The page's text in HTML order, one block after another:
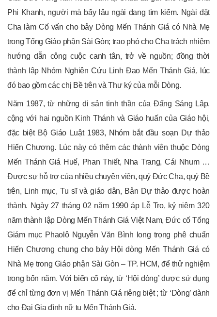
Phi Khanh, người mà bấy lâu ngài đang tìm kiếm. Ngài đặt
Cha làm Cố vấn cho bảy Dòng Mến Thánh Giá có Nhà Mẹ
trong Tổng Giáo phận Sài Gòn; trao phó cho Cha trách nhiệm
hướng dẫn công cuộc canh tân, trở về nguồn; đồng thời
thành lập Nhóm Nghiên Cứu Linh Đạo Mến Thánh Giá, lúc
đó bao gồm các chị Bề trên và Thư ký của mỗi Dòng.
Năm 1987, từ những di sản tinh thần của Đấng Sáng Lập,
cộng với hai nguồn Kinh Thánh và Giáo huấn của Giáo hội,
đặc biệt Bộ Giáo Luật 1983, Nhóm bắt đầu soạn Dự thảo
Hiến Chương. Lúc này có thêm các thành viên thuộc Dòng
Mến Thánh Giá Huế, Phan Thiết, Nha Trang, Cái Nhum …
Được sự hỗ trợ của nhiều chuyên viên, quý Đức Cha, quý Bề
trên, Linh mục, Tu sĩ và giáo dân, Bản Dự thảo được hoàn
thành. Ngày 27 tháng 02 năm 1990 áp Lễ Tro, kỷ niệm 320
năm thành lập Dòng Mến Thánh Giá Việt Nam, Đức cố Tổng
Giám mục Phaolô Nguyễn Văn Bình long trọng phê chuẩn
Hiến Chương chung cho bảy Hội dòng Mến Thánh Giá có
Nhà Mẹ trong Giáo phận Sài Gòn – TP. HCM, để thử nghiệm
trong bốn năm. Với biến cố này, từ ‘Hội dòng’ được sử dụng
để chỉ từng đơn vị Mến Thánh Giá riêng biệt ; từ ‘Dòng’ dành
cho Đại Gia đình nữ tu Mến Thánh Giá.